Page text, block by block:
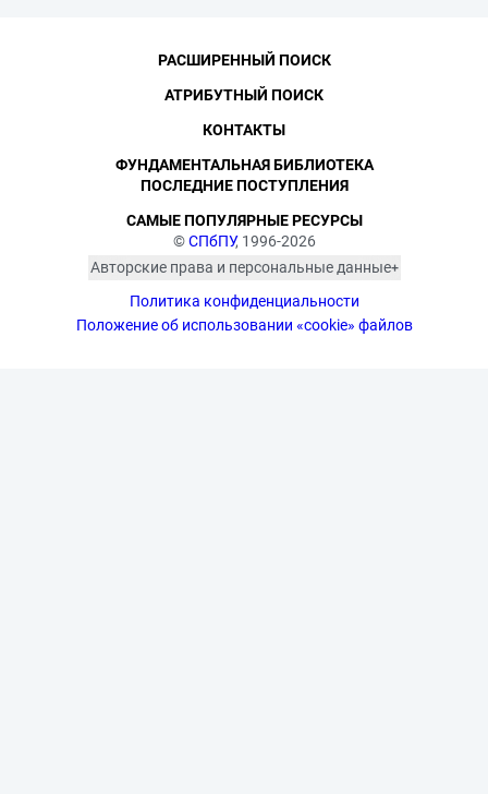
©СПбПУ, 1996-2026
Авторские права и персональные данные
изображённых лиц в соответствии
с требованиями законодательства
Политика конфиденциальности
Положение об использовании «cookie» файлов
РАСШИРЕННЫЙ ПОИСК
АТРИБУТНЫЙ ПОИСК
КОНТАКТЫ
ФУНДАМЕНТАЛЬНАЯ БИБЛИОТЕКА
ПОСЛЕДНИЕ ПОСТУПЛЕНИЯ
САМЫЕ ПОПУЛЯРНЫЕ РЕСУРСЫ